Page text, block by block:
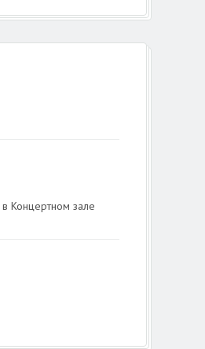
Концертном зале